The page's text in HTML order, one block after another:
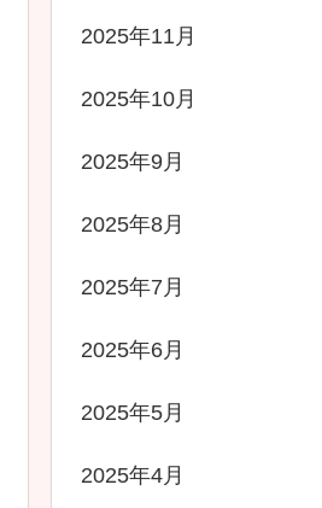
2025年11月
2025年10月
2025年9月
2025年8月
2025年7月
2025年6月
2025年5月
2025年4月